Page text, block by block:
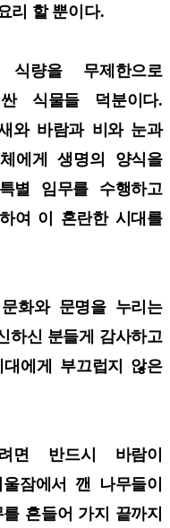
리 할 뿐이다.
량을 무제한으로
식물들 덕분이다.
와 바람과 비와 눈과
에게 생명의 양식을
별 임무를 수행하고
여 이 혼란한 시대를
화와 문명을 누리는
하신 분들게 감사하고
에게 부끄럽지 않은
면 반드시 바람이
잠에서 깬 나무들이
흔들어 가지 끝까지